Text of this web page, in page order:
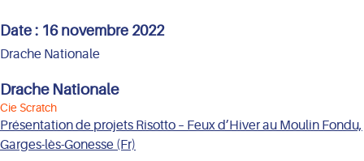
Date : 16 novembre 2022
Drache Nationale
Drache Nationale
Cie Scratch
Présentation de projets Risotto – Feux d’Hiver au Moulin Fondu,
Garges-lès-Gonesse (Fr)